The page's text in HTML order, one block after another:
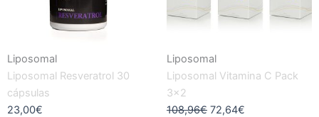
Liposomal
Liposomal Resveratrol 30
cápsulas
23,00€
Liposomal
Liposomal Vitamina C Pack
3×2
108,96€ 72,64€